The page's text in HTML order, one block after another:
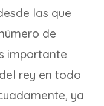
las que
de
importante
rey en todo
ya